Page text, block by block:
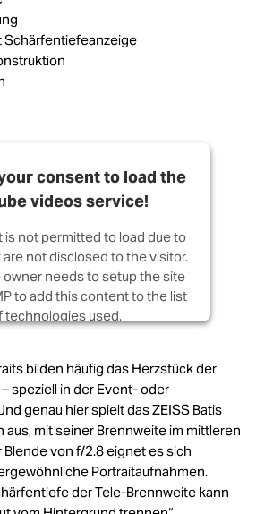
Schärfentiefeanzeige
consent to load the
videos service!
is not permitted to load due to
not disclosed to the visitor.
needs to setup the site
to add this content to the list
technologies used.
Platform
bilden häufig das Herzstück der
speziell in der Event- oder
genau hier spielt das ZEISS Batis
aus, mit seiner Brennweite im mittleren
von f/2.8 eignet es sich
Portraitaufnahmen.
der Tele-Brennweite kann